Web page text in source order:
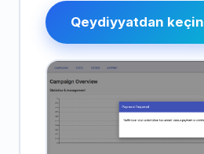
Qeydiyyatdan keçin